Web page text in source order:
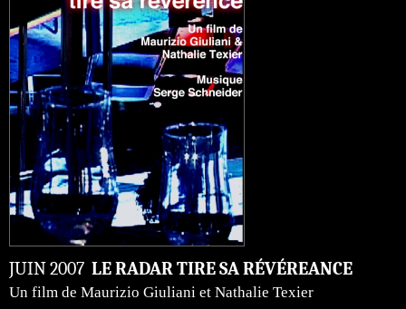
JUIN 2007 LE RADAR TIRE SA RÉVÉREANCE
Un film de Maurizio Giuliani et Nathalie Texier